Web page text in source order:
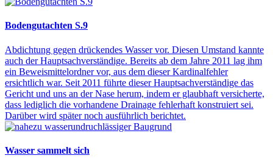
Bodengutachten S.9
Abdichtung gegen drückendes Wasser vor. Diesen Umstand kannte
auch der Hauptsachverständige. Bereits ab dem Jahre 2011 lag ihm
ein Beweismittelordner vor, aus dem dieser Kardinalfehler
ersichtlich war. Seit 2011 führte dieser Hauptsachverständige das
Gericht und uns an der Nase herum, indem er glaubhaft versicherte,
dass lediglich die vorhandene Drainage fehlerhaft konstruiert sei.
Darüber wird später noch ausführlich berichtet.
Wasser sammelt sich